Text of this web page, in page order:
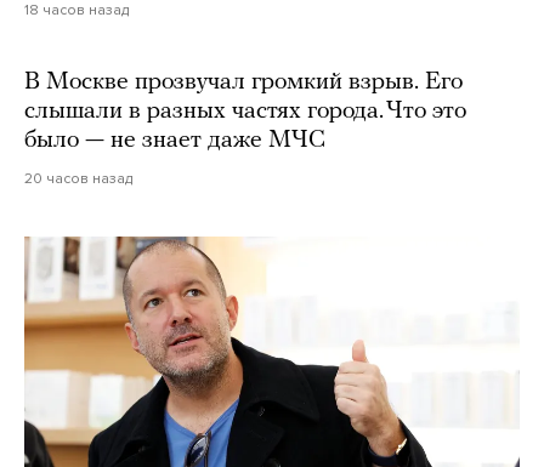
18 часов назад
В Москве прозвучал громкий взрыв. Его
слышали в разных частях города. Что это
было — не знает даже МЧС
20 часов назад